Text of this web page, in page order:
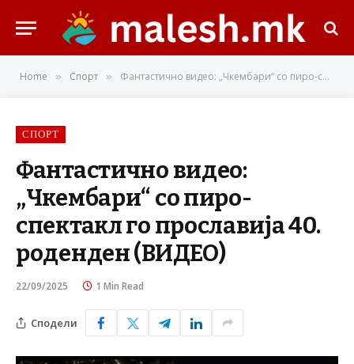
Home » Спорт » Фантастично видео: „Чкембари“ со пиро-спектакл го прославија 40. роденден (ВИДЕО)
СПОРТ
Фантастично видео:
„Чкембари“ со пиро-
спектакл го прославија 40.
роденден (ВИДЕО)
22/09/2025 1 Min Read
Сподели